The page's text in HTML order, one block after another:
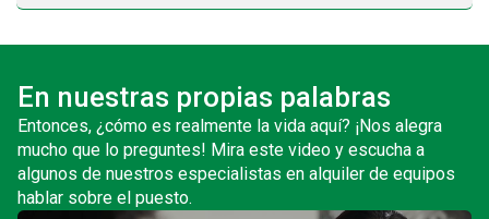
En nuestras propias palabras
Entonces, ¿cómo es realmente la vida aquí? ¡Nos alegra
mucho que lo preguntes! Mira este video y escucha a
algunos de nuestros especialistas en alquiler de equipos
hablar sobre el puesto.